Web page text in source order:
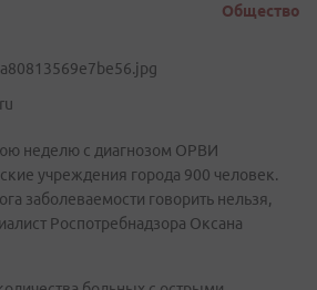
Общество
неделю с диагнозом ОРВИ
учреждения города 900 человек.
заболеваемости говорить нельзя,
Роспотребнадзора Оксана